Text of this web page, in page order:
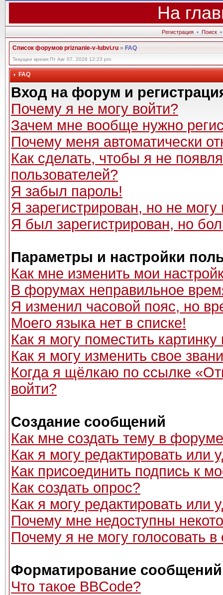
На
Регистрация • Поиск •
Список форумов priznanie-v-lubvi.ru»FAQ
Текущее время Пт Авг 07, 2026 12:23 pm
FAQ
Вход на форум и
Почему я не могу войти?
Зачем мне вообще нужно
Почему меня автоматически
Как сделать, чтобы я не
пользователей?
Я забыл пароль!
Я зарегистрирован, но не могу
Я был зарегистрирован, но
Параметры и настройки
Как мне изменить мои
В форумах неправильное
Я изменил часовой пояс, но
Моего языка нет в списке!
Как я могу поместить
Как я могу изменить свое
Когда я щёлкаю по ссылке
войти?
Создание сообщений
Как мне создать тему в
Как я могу редактировать или
Как присоединить подпись к
Как создать опрос?
Как я могу редактировать или
Почему мне недоступны
Почему я не могу голосовать в
Форматирование
Что такое BBCode?